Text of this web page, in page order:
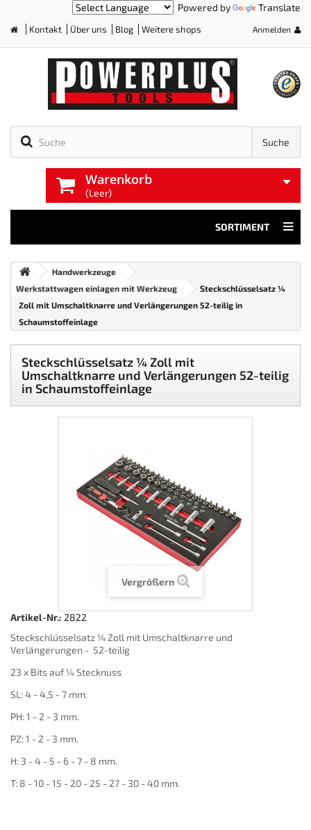
Powered by Translate
Kontakt Über uns Blog Weitere shops Anmelden
Suche
Warenkorb
(Leer)
SORTIMENT
Handwerkzeuge
Werkstattwagen einlagen mit Werkzeug
Steckschlüsselsatz ¼
Zoll mit Umschaltknarre und Verlängerungen 52-teilig in
Schaumstoffeinlage
Steckschlüsselsatz ¼ Zoll mit
Umschaltknarre und Verlängerungen 52-teilig
in Schaumstoffeinlage
Vergrößern
Artikel-Nr.: 2822
Steckschlüsselsatz ¼ Zoll mit Umschaltknarre und
Verlängerungen - 52-teilig
23 x Bits auf ¼ Stecknuss
SL: 4 - 4,5 - 7 mm.
PH: 1 - 2 - 3 mm.
PZ: 1 - 2 - 3 mm.
H: 3 - 4 - 5 - 6 - 7 - 8 mm.
T: 8 - 10 - 15 - 20 - 25 - 27 - 30 - 40 mm.